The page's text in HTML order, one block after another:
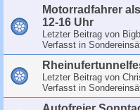
Motorradfahrer
12-16 Uhr
Letzter Beitrag von
Verfasst in
Letzter Beitrag von
Verfasst in